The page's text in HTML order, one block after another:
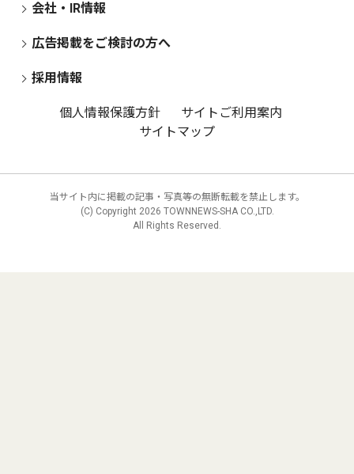
会社・IR情報
広告掲載をご検討の方へ
採用情報
個人情報保護方針
サイトご利用案内
サイトマップ
当サイト内に掲載の記事・写真等の無断転載を禁止します。
(C) Copyright 2026 TOWNNEWS-SHA CO.,LTD.
All Rights Reserved.